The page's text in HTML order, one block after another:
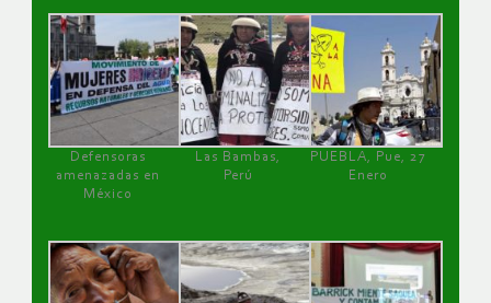
Defensoras
amenazadas en
México
Las Bambas,
Perú
PUEBLA, Pue, 27
Enero